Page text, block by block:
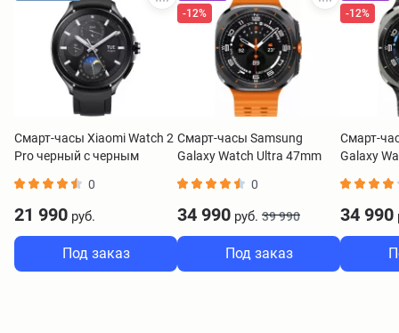
Смарт-часы Xiaomi Watch 2
Pro черный с черным
BHR7211GL 0
21 990 руб.
Под заказ
-12%
Смарт-часы Samsung
Galaxy Watch Ultra 47mm
ремешком
0
34 990 руб. 39 990
Под заказ
-12%
Смарт-
Galaxy
34 990